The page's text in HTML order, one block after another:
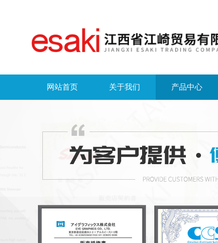
网站首页 关于我们 产品中心